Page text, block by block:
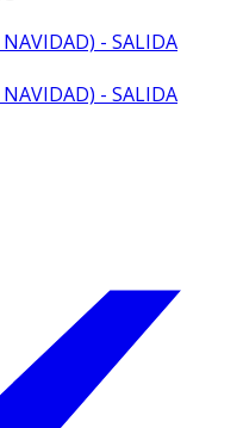
NAVIDAD) - SALIDA
NAVIDAD) - SALIDA